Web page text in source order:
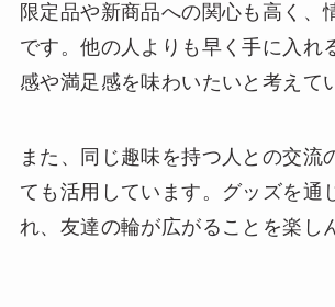
限定品や新商品への関心も高く、
です。他の人よりも早く手に入れ
感や満足感を味わいたいと考えて
また、同じ趣味を持つ人との交流
ても活用しています。グッズを通
れ、友達の輪が広がることを楽し